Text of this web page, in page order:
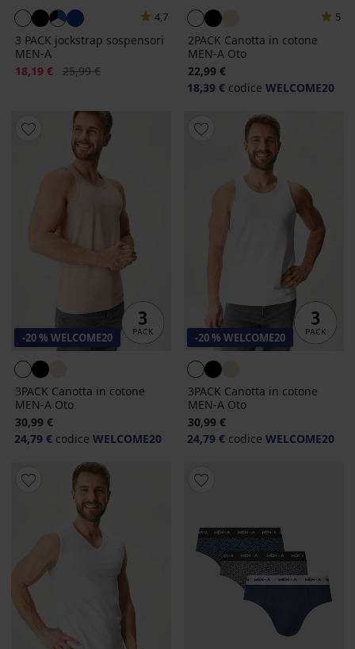
4,7
3 PACK jockstrap sospensori
MEN-A
Sconto
18,19 € Prezzo originale
25,99 €
5
2PACK Canotta in cotone
MEN-A Oto
22,99 €
18,39 € codice WELCOME20
-20 % WELCOME20
3PACK Canotta in cotone
MEN-A Oto
30,99 €
24,79 € codice WELCOME20
-20 % WELCOME20
3PACK Canotta in cotone
MEN-A Oto
30,99 €
24,79 € codice WELCOME20